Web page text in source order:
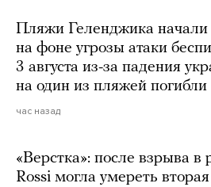
Пляжи Геленджика начали
на фоне угрозы атаки
3 августа из-за падения
на один из пляжей погибли
час назад
«Верстка»: после взрыва в
Rossi могла умереть